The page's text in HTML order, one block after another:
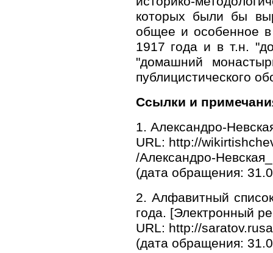
которых были бы
общее и особенное
1917 года и в т.н.
"домашний
публицистического
Ссылки и
1. Александро-
URL: http://
/Александро-
(дата обращения:
2. Алфавитный
года. [Электронный
URL: http://
(дата обращения: